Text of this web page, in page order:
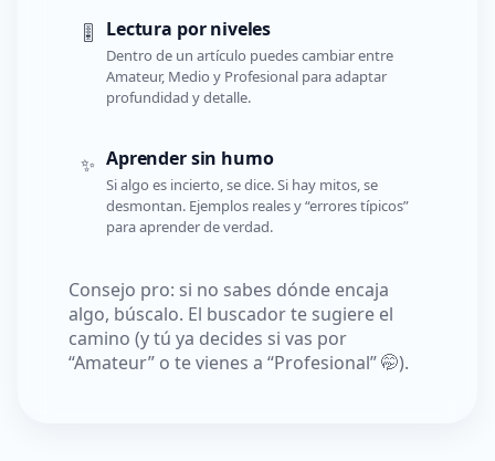
🎚️ Lectura por niveles
Dentro de un artículo puedes cambiar entre
Amateur, Medio y Profesional para adaptar
profundidad y detalle.
✨ Aprender sin humo
Si algo es incierto, se dice. Si hay mitos, se
desmontan. Ejemplos reales y “errores típicos”
para aprender de verdad.
Consejo pro: si no sabes dónde encaja
algo, búscalo. El buscador te sugiere el
camino (y tú ya decides si vas por
“Amateur” o te vienes a “Profesional” 🤭).